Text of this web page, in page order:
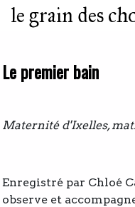
le grain des
Le premier bain
Maternité d'Ixelles,
Enregistré par Chloé
observe et